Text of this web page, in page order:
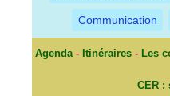
Communication
Agenda- Itinéraires- Les
CER :